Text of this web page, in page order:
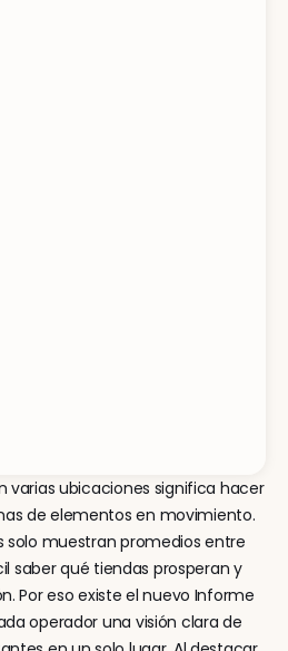
varias ubicaciones significa hacer
de elementos en movimiento.
solo muestran promedios entre
saber qué tiendas prosperan y
Por eso existe el nuevo Informe
operador una visión clara de